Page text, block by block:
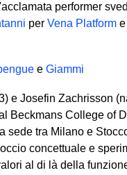
performer
per Vena Platform
e Giammi
e Josefin Zachrisson
Beckmans College of
sede tra Milano e
concettuale e
al di là della